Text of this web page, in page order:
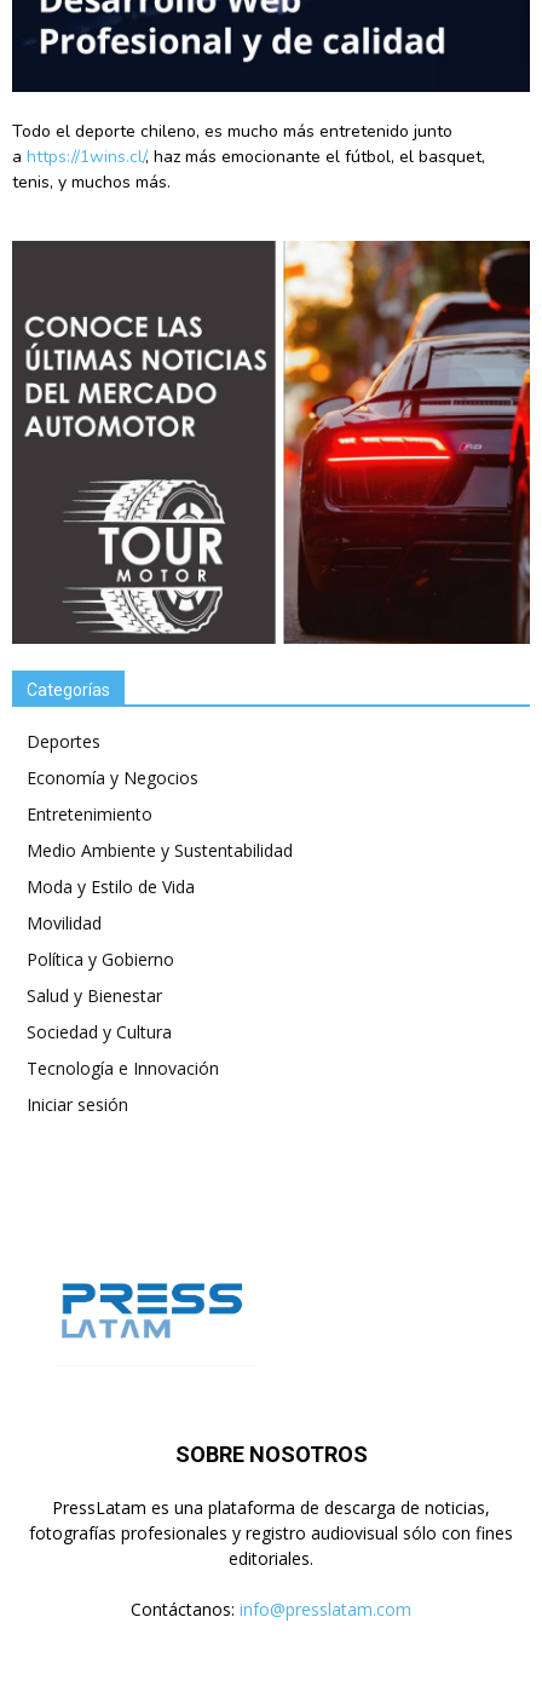
Todo el deporte chileno, es mucho más entretenido junto
a https://1wins.cl/, haz más emocionante el fútbol, el basquet,
tenis, y muchos más.
Categorías
Deportes
Economía y Negocios
Entretenimiento
Medio Ambiente y Sustentabilidad
Moda y Estilo de Vida
Movilidad
Política y Gobierno
Salud y Bienestar
Sociedad y Cultura
Tecnología e Innovación
Iniciar sesión
SOBRE NOSOTROS
PressLatam es una plataforma de descarga de noticias,
fotografías profesionales y registro audiovisual sólo con fines
editoriales.
Contáctanos: info@presslatam.com